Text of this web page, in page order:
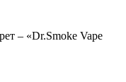
– «Dr.Smoke Vape